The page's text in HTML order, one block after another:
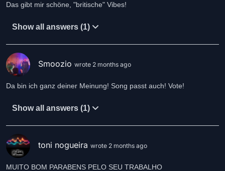
Das gibt mir schöne, "britische" Vibes!
Show all answers (1)
Smoozio wrote 2 months ago
Da bin ich ganz deiner Meinung! Song passt auch! Vote!
Show all answers (1)
toni nogueira wrote 2 months ago
MUITO BOM PARABENS PELO SEU TRABALHO